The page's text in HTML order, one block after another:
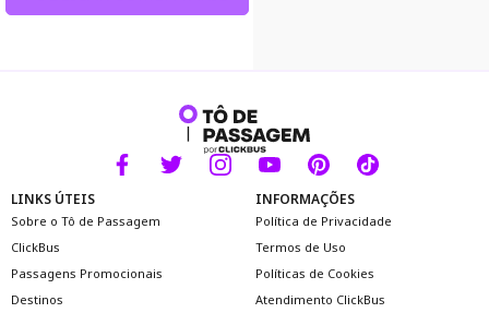
LINKS ÚTEIS
Sobre o Tô de Passagem
ClickBus
Passagens Promocionais
Destinos
INFORMAÇÕES
Política de Privacidade
Termos de Uso
Políticas de Cookies
Atendimento ClickBus